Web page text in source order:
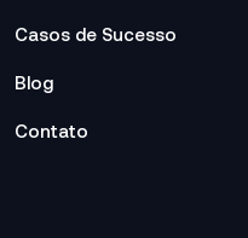
Casos de Sucesso
Blog
Contato